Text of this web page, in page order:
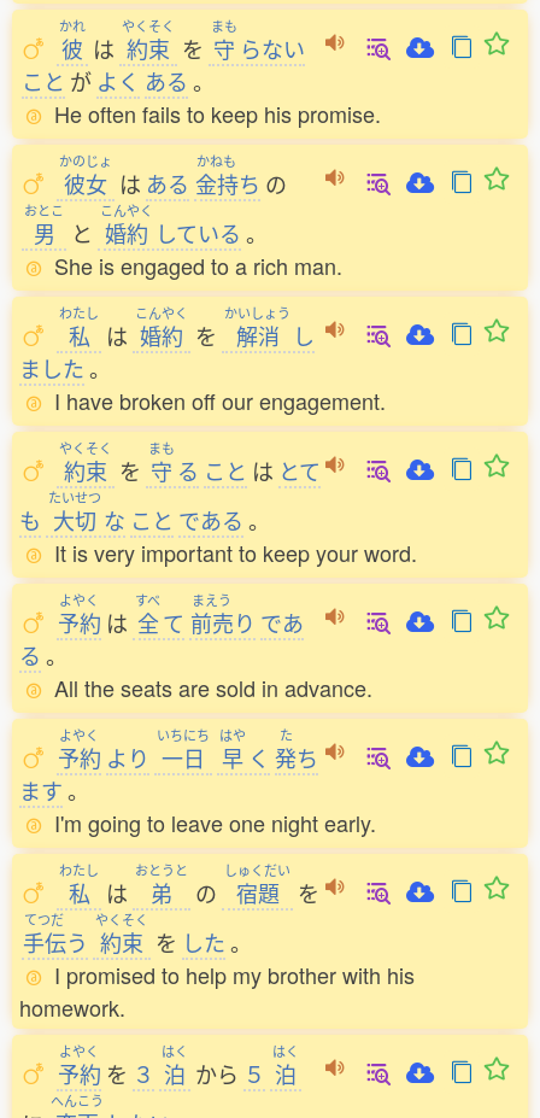
かれ
彼 は
やくそく
約束 を
まも
守 らない
こと が よく ある 。
He often fails to keep his promise.
かのじょ
彼女 は ある
かねも
金持ち の
おとこ
男 と
こんやく
婚約 している 。
She is engaged to a rich man.
わたし
私 は
こんやく
婚約 を
かいしょう
解消
し
ました。
I have broken off our engagement.
やくそく
約束 を
まも
守 る こと は とて
も
たいせつ
大切 な こと である 。
It is very important to keep your word.
よやく
予約 は
すべ
全て
まえう
前売り であ
る 。
All the seats are sold in advance.
よやく
予約 より
いちにち
一日
はや
早 く
た
発ち
ます。
I'm going to leave one night early.
わたし
私 は
おとうと
弟 の
しゅくだい
宿題 を
てつだ
手伝う
やくそく
約束 を した。
I promised to help my brother with his
homework.
よやく
予約 を ３
はく
泊 から ５
はく
泊
へんこう